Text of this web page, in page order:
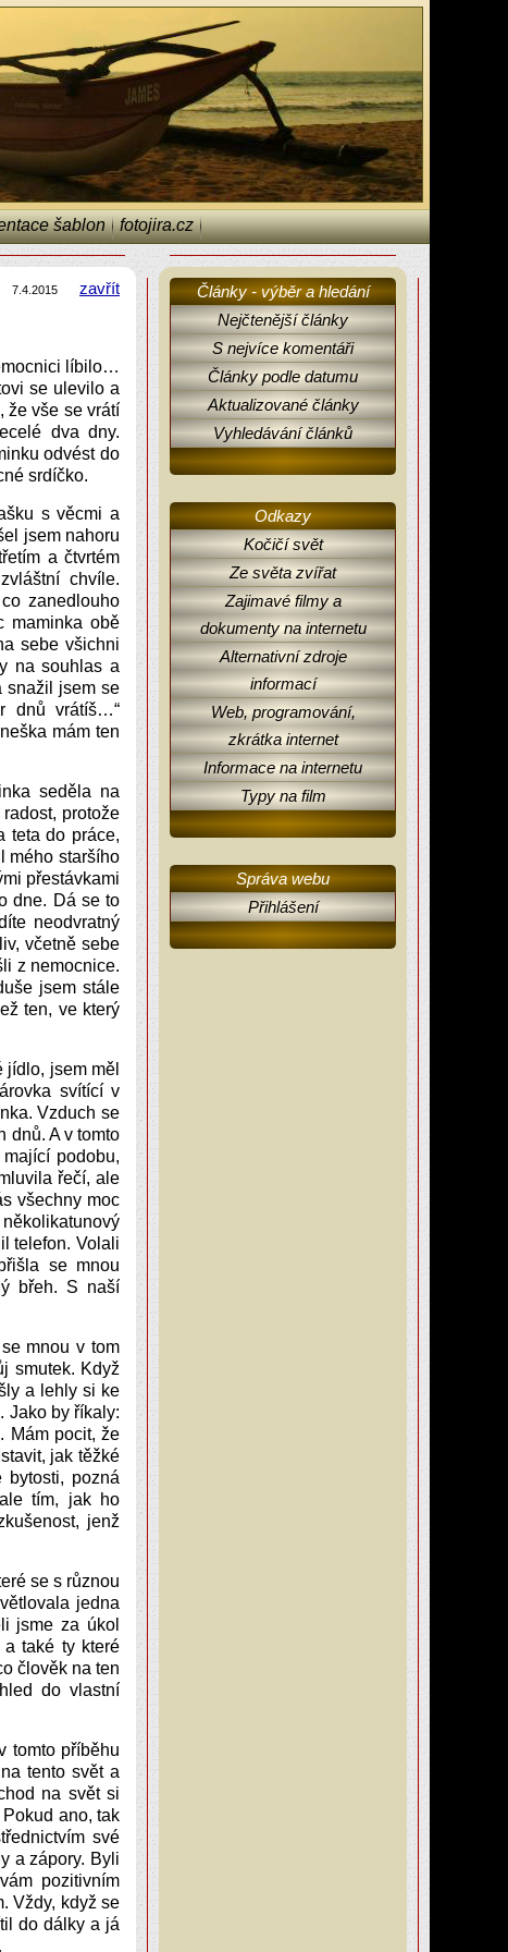
šablon fotojira.cz
7.4.2015 zavřít
líbilo…
se ulevilo a
že vše se vrátí
dva dny.
odvést do
srdíčko.
s věcmi a
jsem nahoru
a čtvrtém
chvíle.
zanedlouho
maminka obě
sebe všichni
na souhlas a
snažil jsem se
dnů vrátíš…“
mám ten
seděla na
protože
teta do práce,
mého staršího
přestávkami
dne. Dá se to
neodvratný
včetně sebe
z nemocnice.
jsem stále
ten, ve který
jsem měl
svítící v
Vzduch se
dnů. A v tomto
podobu,
řečí, ale
všechny moc
telefon. Volali
se mnou
břeh. S naší
mnou v tom
smutek. Když
a lehly si ke
Jako by říkaly:
Mám pocit, že
jak těžké
bytosti, pozná
tím, jak ho
jenž
se s různou
jedna
jsme za úkol
a také ty které
člověk na ten
do vlastní
tomto příběhu
tento svět a
na svět si
ano, tak
své
a zápory. Byli
pozitivním
Vždy, když se
do dálky a já
Články - výběr a hledání
Nejčtenější články
S nejvíce komentáři
Články podle datumu
Aktualizované články
Vyhledávání článků
Odkazy
Kočičí svět
Ze světa zvířat
Zajimavé filmy a
dokumenty na internetu
Alternativní zdroje
informací
Web, programování,
zkrátka internet
Informace na internetu
Typy na film
Správa webu
Přihlášení